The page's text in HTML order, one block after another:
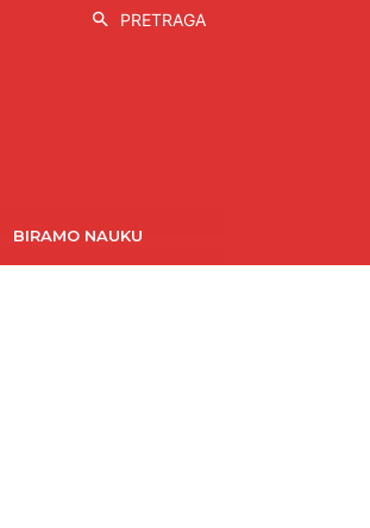
PRETRAGA
BIRAMO NAUKU